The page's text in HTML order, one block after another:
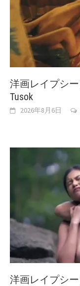
洋画レイプシ
Tusok
2026年8月6日
洋画レイプシー